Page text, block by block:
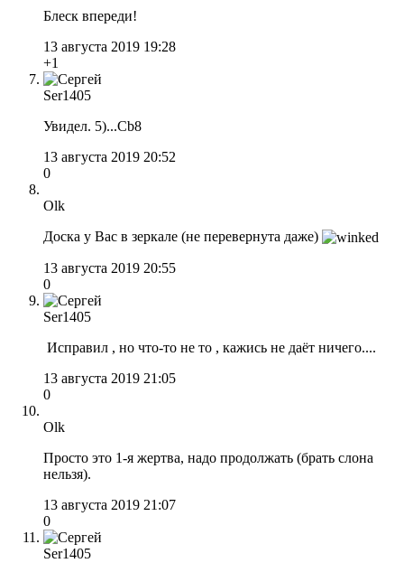
Блеск впереди!
13 августа 2019 19:28
+1
Ser1405
Увидел. 5)...Сb8
13 августа 2019 20:52
0
Olk
Доска у Вас в зеркале (не перевернута даже)
13 августа 2019 20:55
0
Ser1405
Исправил , но что-то не то , кажись не даёт ничего....
13 августа 2019 21:05
0
Olk
Просто это 1-я жертва, надо продолжать (брать слона
нельзя).
13 августа 2019 21:07
0
Ser1405